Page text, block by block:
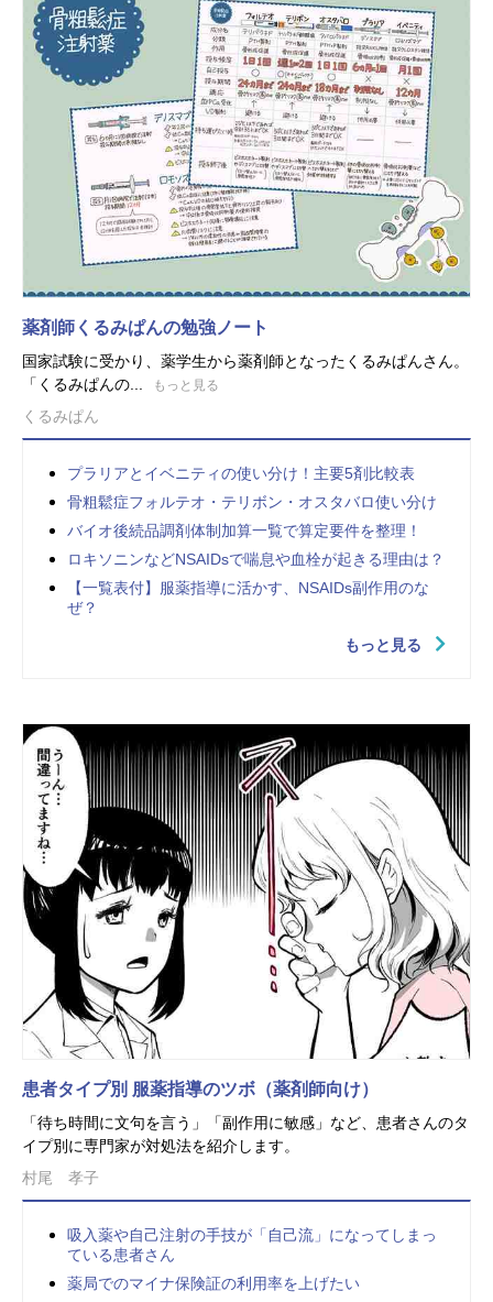
薬剤師くるみぱんの勉強ノート
国家試験に受かり、薬学生から薬剤師となったくるみぱんさん。
「くるみぱんの...
もっと見る
くるみぱん
プラリアとイベニティの使い分け！主要5剤比較表
骨粗鬆症フォルテオ・テリボン・オスタバロ使い分け
バイオ後続品調剤体制加算一覧で算定要件を整理！
ロキソニンなどNSAIDsで喘息や血栓が起きる理由は？
【一覧表付】服薬指導に活かす、NSAIDs副作用のな
ぜ？
もっと見る
患者タイプ別 服薬指導のツボ（薬剤師向け）
「待ち時間に文句を言う」「副作用に敏感」など、患者さんのタ
イプ別に専門家が対処法を紹介します。
村尾 孝子
吸入薬や自己注射の手技が「自己流」になってしまっ
ている患者さん
薬局でのマイナ保険証の利用率を上げたい